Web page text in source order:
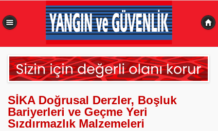
SİKA Doğrusal Derzler, Boşluk
Bariyerleri ve Geçme Yeri
Sızdırmazlık Malzemeleri
0,492 sn